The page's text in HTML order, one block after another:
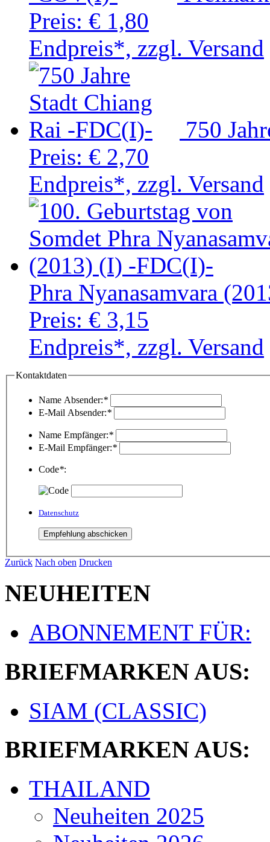
Preis: € 1,80
Endpreis*, zzgl. Versand
750
Preis: € 2,70
Endpreis*, zzgl. Versand
Phra Nyanasamvara
Preis: € 3,15
Endpreis*, zzgl. Versand
Kontaktdaten
Name Absender:*
E-Mail Absender:*
Name Empfänger:*
E-Mail Empfänger:*
Code*:
Datenschutz
Zurück Nach oben Drucken
NEUHEITEN
ABONNEMENT FÜR:
BRIEFMARKEN AUS:
SIAM (CLASSIC)
BRIEFMARKEN AUS:
THAILAND
Neuheiten 2025